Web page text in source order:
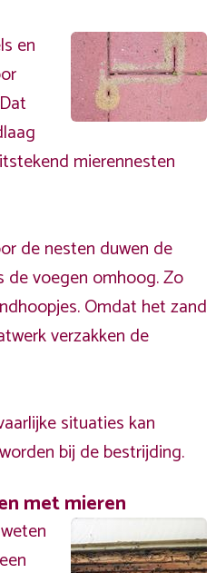
en
mierennesten
de nesten duwen de
de voegen omhoog. Zo
Omdat het zand
verzakken de
situaties kan
bij de bestrijding.
met mieren